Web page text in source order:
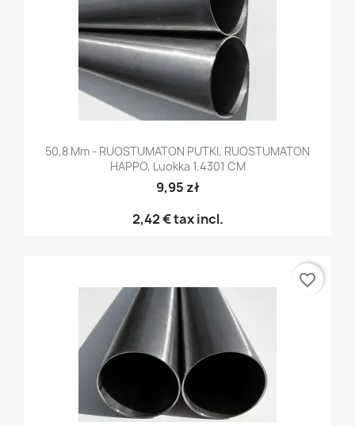
50,8 Mm - RUOSTUMATON PUTKI, RUOSTUMATON
HAPPO, Luokka 1.4301 CM
9,95 zł
2,42 €tax incl.
favorite_border